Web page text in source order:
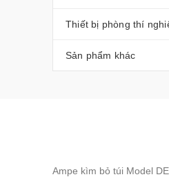
Thiết bị phòng thí
Sản phẩm khác
Ampe kìm bỏ túi Model